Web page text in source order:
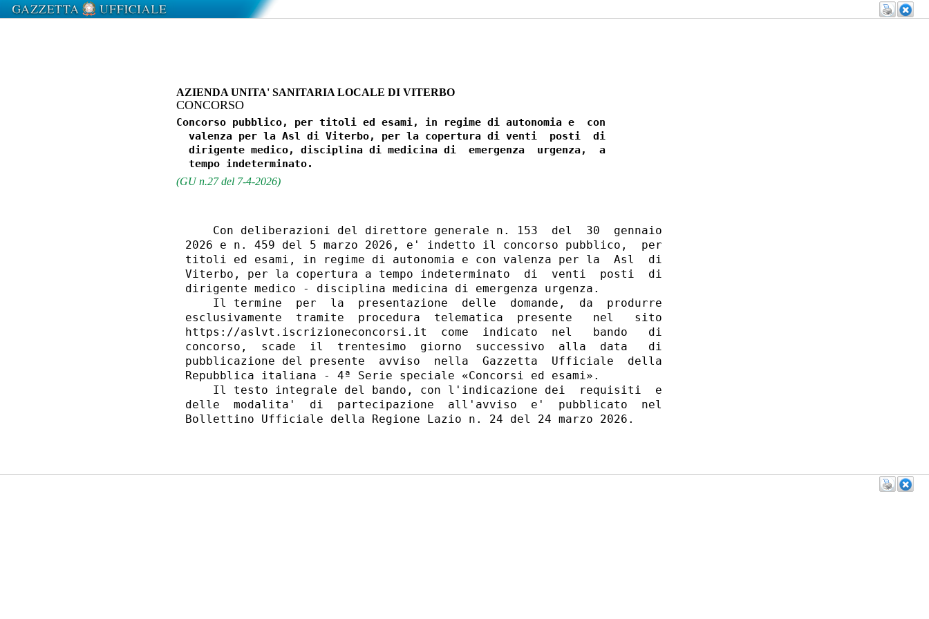
AZIENDA UNITA' SANITARIA LOCALE DI VITERBO
CONCORSO
Concorso pubblico, per titoli ed esami, in regime di autonomia e  con
  valenza per la Asl di Viterbo, per la copertura di venti  posti  di
  dirigente medico, disciplina di medicina di  emergenza  urgenza,  a
(GU n.27 del 7-4-2026)
    Con deliberazioni del direttore generale n. 153  del  30  gennaio
2026 e n. 459 del 5 marzo 2026, e' indetto il concorso pubblico,  per
titoli ed esami, in regime di autonomia e con valenza per la  Asl  di
Viterbo, per la copertura a tempo indeterminato  di  venti  posti  di
dirigente medico - disciplina medicina di emergenza urgenza.
    Il termine  per  la  presentazione  delle  domande,  da  produrre
esclusivamente  tramite  procedura  telematica  presente   nel   sito
https://aslvt.iscrizioneconcorsi.it  come  indicato  nel   bando   di
concorso,  scade  il  trentesimo  giorno  successivo  alla  data   di
pubblicazione del presente  avviso  nella  Gazzetta  Ufficiale  della
Repubblica italiana - 4ª Serie speciale «Concorsi ed esami».
    Il testo integrale del bando, con l'indicazione dei  requisiti  e
delle  modalita'  di  partecipazione  all'avviso  e'  pubblicato  nel
Bollettino Ufficiale della Regione Lazio n. 24 del 24 marzo 2026.